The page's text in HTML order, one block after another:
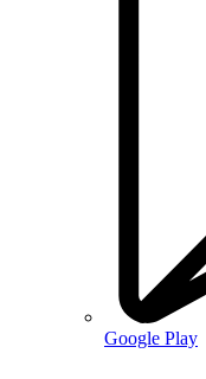
Google Play